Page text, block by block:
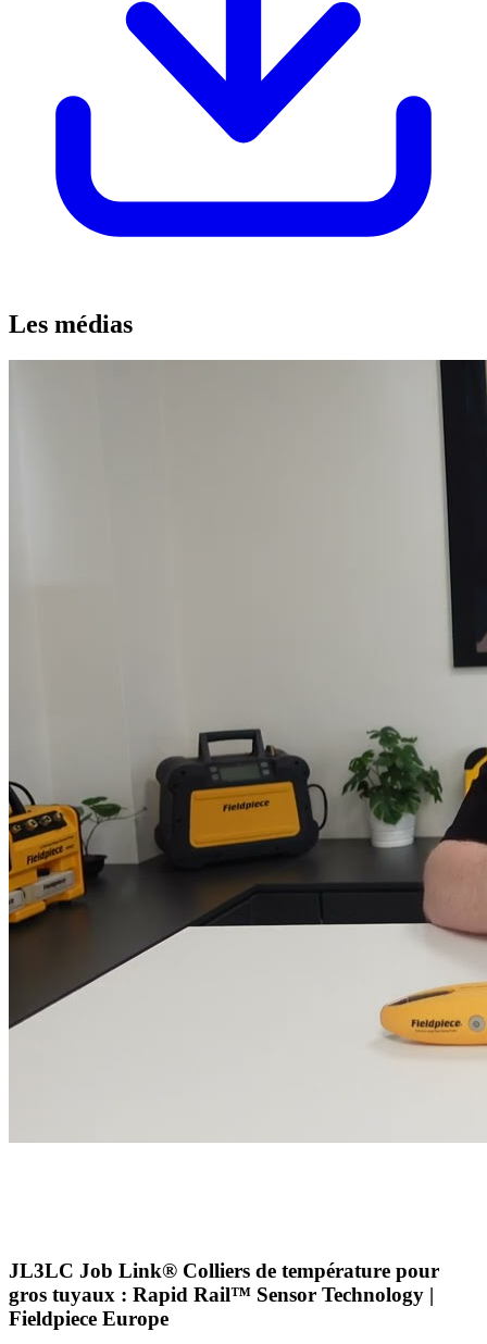
Les médias
JL3LC Job Link® Colliers de température pour
gros tuyaux : Rapid Rail™ Sensor Technology |
Fieldpiece Europe